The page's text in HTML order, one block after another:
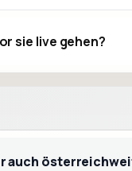
sie live gehen?
auch